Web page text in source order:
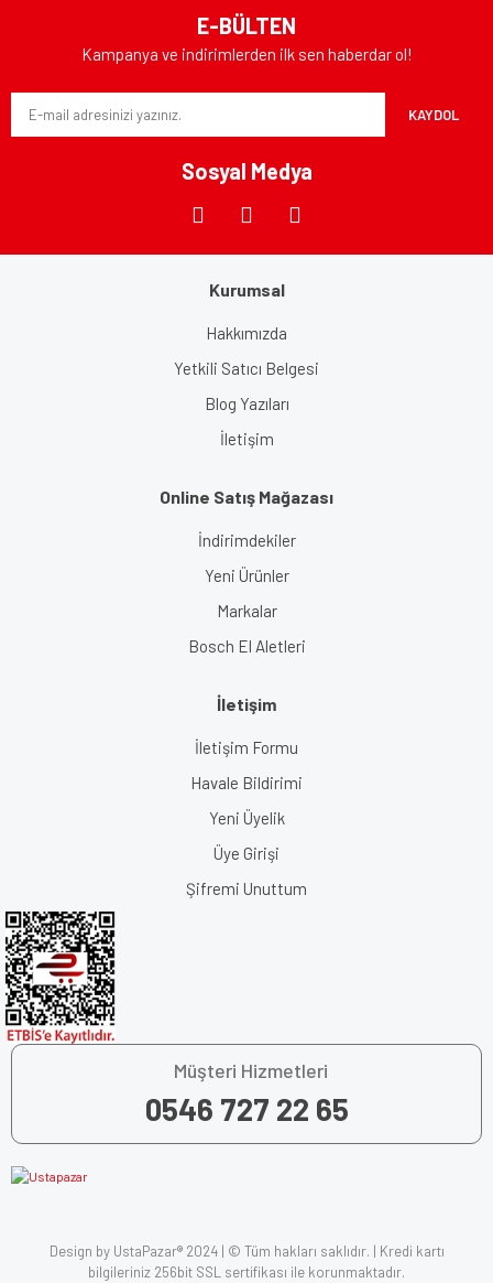
E-BÜLTEN
Kampanya ve indirimlerden ilk sen haberdar ol!
KAYDOL
Sosyal Medya
Kurumsal
Hakkımızda
Yetkili Satıcı Belgesi
Blog Yazıları
İletişim
Online Satış Mağazası
İndirimdekiler
Yeni Ürünler
Markalar
Bosch El Aletleri
İletişim
İletişim Formu
Havale Bildirimi
Yeni Üyelik
Üye Girişi
Şifremi Unuttum
Müşteri Hizmetleri
0546 727 22 65
Design by UstaPazar® 2024 | © Tüm hakları saklıdır. | Kredi kartı
bilgileriniz 256bit SSL sertifikası ile korunmaktadır.